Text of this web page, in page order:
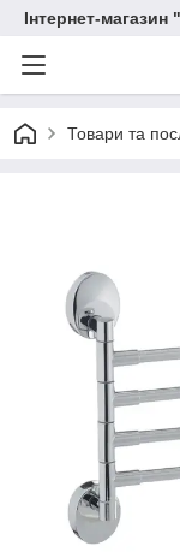
Інтернет-
Товари та